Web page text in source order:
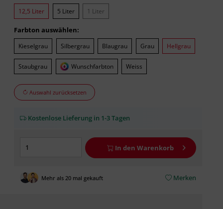
12,5 Liter 5 Liter 1 Liter
Farbton auswählen:
Kieselgrau Silbergrau Blaugrau Grau Hellgrau
Staubgrau Wunschfarbton Weiss
Auswahl zurücksetzen
Kostenlose Lieferung in 1-3 Tagen
In den Warenkorb
Mehr als 20 mal gekauft Merken